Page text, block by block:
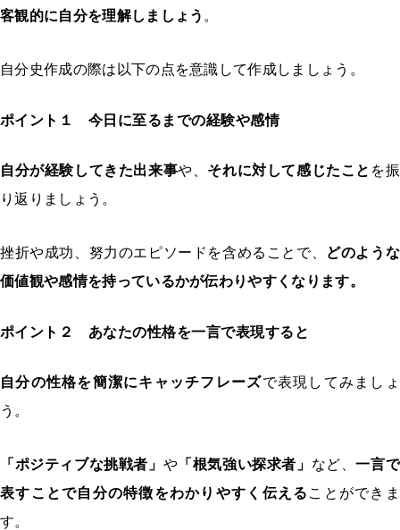
客観的に自分を理解しましょう 。
自分史作成の際は以下の点を意識して作成しましょう。
ポイント１ 今日に至るまでの経験や感情
自分が経験してきた出来事や、 それに対して感じたこと を振
り返りましょう。
挫折や成功、努力のエピソードを含めることで、
どのような
価値観や感情を持っているかが伝わりやすくなります。
ポイント２ あなたの性格を一言で表現すると
自分の性格を簡潔にキャッチフレーズで表現してみましょ
う。
「ポジティブな挑戦者」 や 「根気強い探求者」 など、一言で
表すことで自分の特徴をわかりやすく伝える ことができま
す。